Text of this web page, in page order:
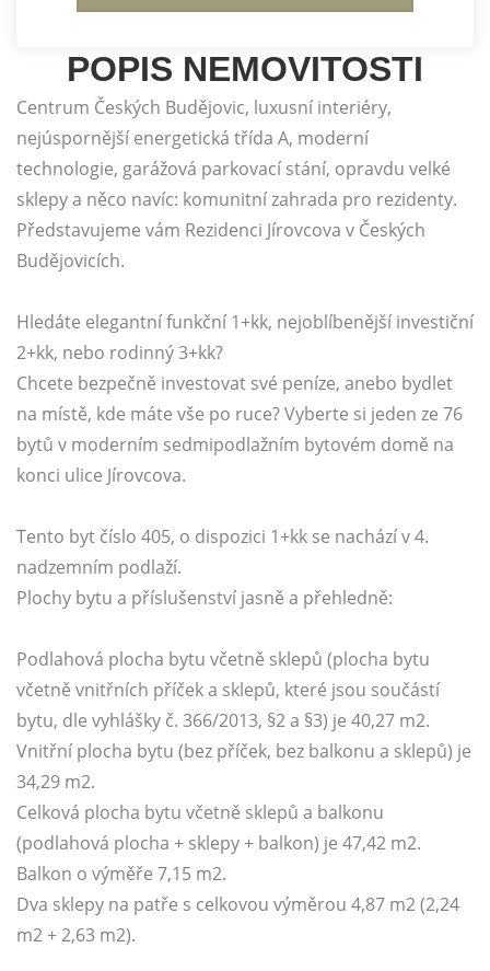
POPIS NEMOVITOSTI
Centrum Českých Budějovic, luxusní interiéry,
nejúspornější energetická třída A, moderní
technologie, garážová parkovací stání, opravdu velké
sklepy a něco navíc: komunitní zahrada pro rezidenty.
Představujeme vám Rezidenci Jírovcova v Českých
Budějovicích.
Hledáte elegantní funkční 1+kk, nejoblíbenější investiční
2+kk, nebo rodinný 3+kk?
Chcete bezpečně investovat své peníze, anebo bydlet
na místě, kde máte vše po ruce? Vyberte si jeden ze 76
bytů v moderním sedmipodlažním bytovém domě na
konci ulice Jírovcova.
Tento byt číslo 405, o dispozici 1+kk se nachází v 4.
nadzemním podlaží.
Plochy bytu a příslušenství jasně a přehledně:
Podlahová plocha bytu včetně sklepů (plocha bytu
včetně vnitřních příček a sklepů, které jsou součástí
bytu, dle vyhlášky č. 366/2013, §2 a §3) je 40,27 m2.
Vnitřní plocha bytu (bez příček, bez balkonu a sklepů) je
34,29 m2.
Celková plocha bytu včetně sklepů a balkonu
(podlahová plocha + sklepy + balkon) je 47,42 m2.
Balkon o výměře 7,15 m2.
Dva sklepy na patře s celkovou výměrou 4,87 m2 (2,24
m2 + 2,63 m2).